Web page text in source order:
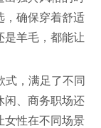
，确保穿着舒适
是羊毛，都能让
式，满足了不同
闲、商务职场还
女性在不同场景